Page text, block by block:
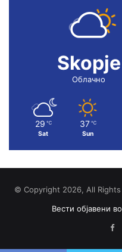
Skopje
Облачно
29 ℃
Sat
37 ℃
Sun
© Copyright 2026, All
Вести објавени